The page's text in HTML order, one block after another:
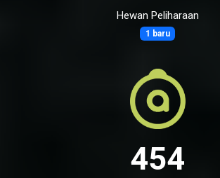
Hewan Peliharaan
1 baru
454